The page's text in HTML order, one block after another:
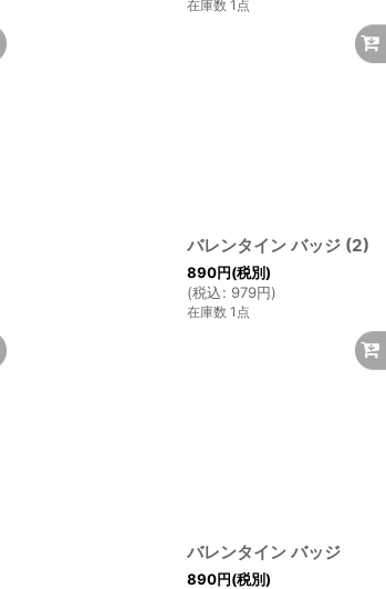
在庫数 1点
バレンタイン バッジ (2)
890円(税別)
(税込: 979円)
在庫数 1点
バレンタイン バッジ
890円(税別)